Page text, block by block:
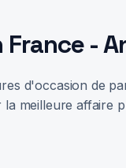
-
d'occasion de
meilleure affaire